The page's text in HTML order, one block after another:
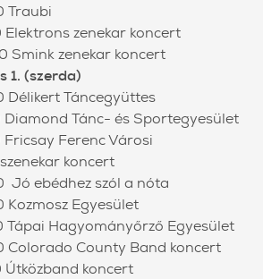
Traubi
Elektrons zenekar koncert
Smink zenekar koncert
1. (szerda)
Délikert Táncegyüttes
Diamond Tánc- és Sportegyesület
Fricsay Ferenc Városi
koncert
Jó ebédhez szól a nóta
Kozmosz Egyesület
Tápai Hagyományőrző Egyesület
Colorado County Band koncert
Útközband koncert